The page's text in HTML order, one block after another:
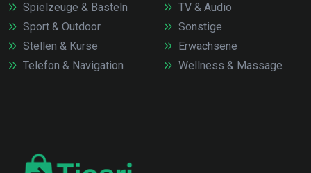
Spielzeuge & Basteln
Sport & Outdoor
Stellen & Kurse
Telefon & Navigation
TV & Audio
Sonstige
Erwachsene
Wellness & Massage